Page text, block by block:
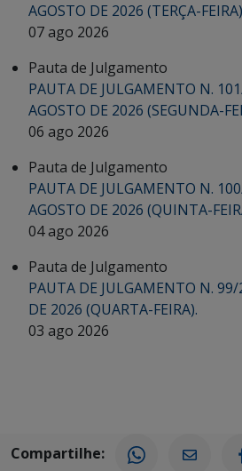
AGOSTO DE 2026 (TERÇA-
07 ago 2026
Pauta de Julgamento
PAUTA DE JULGAMENTO N.
AGOSTO DE 2026 (SEGUNDA-
06 ago 2026
Pauta de Julgamento
PAUTA DE JULGAMENTO N.
AGOSTO DE 2026 (QUINTA-
04 ago 2026
Pauta de Julgamento
PAUTA DE JULGAMENTO N.
DE 2026 (QUARTA-FEIRA).
03 ago 2026
Compartilhe: